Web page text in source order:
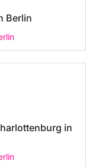
Berlin
in